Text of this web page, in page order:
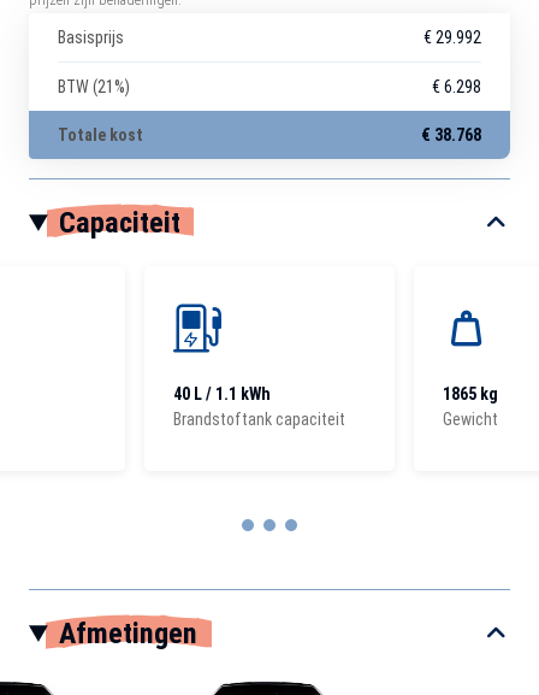
Basisprijs € 29.992
BTW (21%) € 6.298
Totale kost € 38.768
Capaciteit
40 L / 1.1 kWh
Brandstoftank capaciteit
1865 kg
Gewicht
Afmetingen